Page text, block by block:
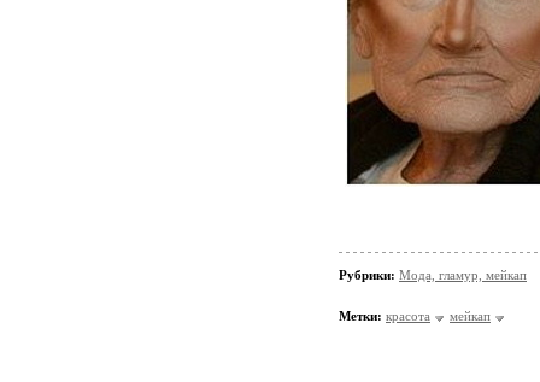
Рубрики: Мода, гламур, мейкап
Метки: красота мейкап